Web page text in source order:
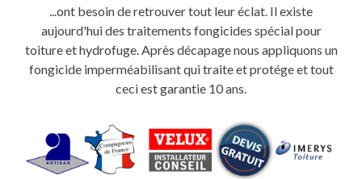
...ont besoin de retrouver tout leur éclat. Il existe
aujourd'hui des traitements fongicides spécial pour
toiture et hydrofuge. Après décapage nous appliquons un
fongicide imperméabilisant qui traite et protége et tout
ceci est garantie 10 ans.